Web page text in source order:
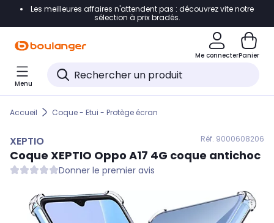
Accéder directement à la navigation
Accéder directement au pied de page
Accéder directement au chatbot
Les meilleures affaires n'attendent pas : découvrez vite notre
sélection à prix bradés.
Me connecterPanier
Menu
Accueil Coque - Etui - Protège écran
XEPTIO Réf. 9000608206
Coque XEPTIO Oppo A17 4G coque antichoc
Donner le premier avis